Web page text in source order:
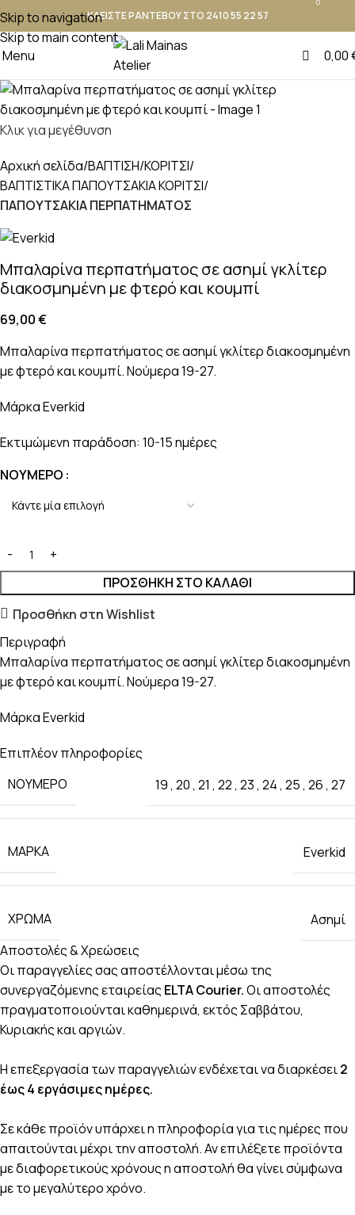
Skip to navigation
Skip to main content
ΚΛΕΙΣΤΕ ΡΑΝΤΕΒΟΥ ΣΤΟ 2410 55 22 57
Menu 0,00
Κλικ για μεγέθυνση
Αρχική σελίδα ΒΑΠΤΙΣΗ ΚΟΡΙΤΣΙ
ΒΑΠΤΙΣΤΙΚΑ ΠΑΠΟΥΤΣΑΚΙΑ ΚΟΡΙΤΣΙ
ΠΑΠΟΥΤΣΑΚΙΑ ΠΕΡΠΑΤΗΜΑΤΟΣ
Μπαλαρίνα περπατήματος σε ασημί γκλίτερ
διακοσμημένη με φτερό και κουμπί
69,00€
Μπαλαρίνα περπατήματος σε ασημί γκλίτερ διακοσμημένη
με φτερό και κουμπί. Νούμερα 19-27.
Μάρκα Everkid
Εκτιμώμενη παράδοση: 10-15 ημέρες
ΝΟΎΜΕΡΟ
ΠΡΟΣΘΉΚΗ ΣΤΟ ΚΑΛΆΘΙ
Προσθήκη στη Wishlist
Περιγραφή
Μπαλαρίνα περπατήματος σε ασημί γκλίτερ διακοσμημένη
με φτερό και κουμπί. Νούμερα 19-27.
Μάρκα Everkid
Επιπλέον πληροφορίες
ΝΟΎΜΕΡΟ
19, 20, 21 , 22, 23, 24, 25, 26, 27
ΜΆΡΚΑ Everkid
ΧΡΏΜΑ
Ασημί
Αποστολές & Χρεώσεις
Οι παραγγελίες σας αποστέλλονται μέσω της
συνεργαζόμενης εταιρείας ELTA Courier.Οι αποστολές
πραγματοποιούνται καθημερινά, εκτός Σαββάτου,
Κυριακής και αργιών.
Η επεξεργασία των παραγγελιών ενδέχεται να διαρκέσει2
έως 4 εργάσιμες ημέρες.
Σε κάθε προϊόν υπάρχει η πληροφορία για τις ημέρες που
απαιτούνται μέχρι την αποστολή. Αν επιλέξετε προϊόντα
με διαφορετικούς χρόνους η αποστολή θα γίνει σύμφωνα
με το μεγαλύτερο χρόνο.